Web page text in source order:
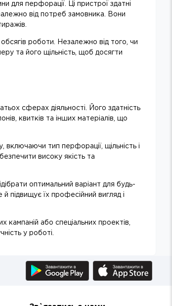
перфорації. Ці пристрої здатні
від потреб замовника. Вони
роботи. Незалежно від того, чи
та його щільність, щоб досягти
сферах діяльності. Його здатність
квитків та інших матеріалів, що
тип перфорації, щільність і
високу якість та
оптимальний варіант для будь-
підвищує їх професійний вигляд і
або спеціальних проектів,
у роботі.